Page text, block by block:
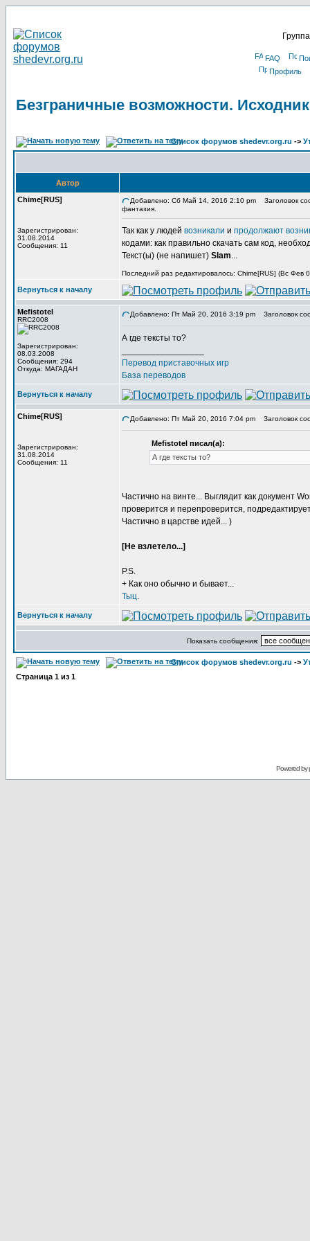
FAQ
Профиль
Безграничные возможности.
Список форумов shedevr.org.ru ->
Автор
Chime[RUS]
Зарегистрирован:
31.08.2014
Сообщения: 11
Добавлено: Сб Май 14, 2016 2:10 pm
Заголовок
фантазия.
Так как у людей возникали и продолжают
кодами: как правильно скачать сам код,
Текст(ы) (не напишет) Slam...
Последний раз редактировалось: Chime[RUS] (Вс Фев
Вернуться к началу
Mefistotel
RRC2008
Зарегистрирован:
08.03.2008
Сообщения: 294
Откуда: МАГАДАН
Добавлено: Пт Май 20, 2016 3:19 pm Заголовок
А где тексты то?
Перевод приставочных игр
База переводов
Вернуться к началу
Chime[RUS]
Зарегистрирован:
31.08.2014
Сообщения: 11
Добавлено: Пт Май 20, 2016 7:04 pm Заголовок
Mefistotel писал(а):
А где тексты то?
Частично на винте... Выглядит как документ
проверится и перепроверится,
Частично в царстве идей... )
[Не взлетело...]
P.S.
+ Как оно обычно и бывает...
Тыц.
Вернуться к началу
Показать сообщения:
Список форумов shedevr.org.ru ->
Страница 1 из 1
Powered by